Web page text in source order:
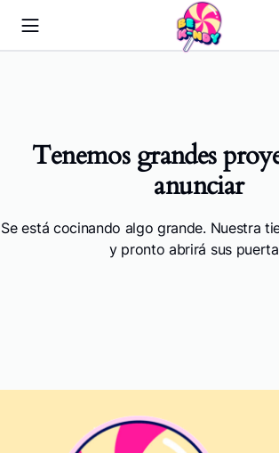
Tenemos grandes
anunciar
Se está cocinando algo grande. Nuestra
y pronto abrirá sus